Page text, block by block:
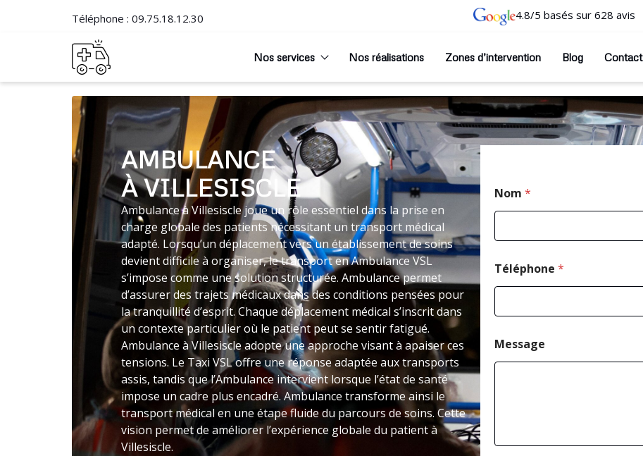
Téléphone : 09.75.18.12.30 4.8/5 basés sur 628 avis
Nos services Nos réalisations Zones d’intervention Blog Contact
AMBULANCE
À VILLESISCLE
Ambulance à Villesiscle joue un rôle essentiel dans la prise en
charge globale des patients nécessitant un transport médical
adapté. Lorsqu’un déplacement vers un établissement de soins
devient difficile à organiser, le transport en Ambulance VSL
s’impose comme une solution structurée. Ambulance permet
d’assurer des trajets médicaux dans des conditions pensées pour
la tranquillité d’esprit. Chaque déplacement médical s’inscrit dans
un contexte particulier où le patient peut se sentir fatigué.
Ambulance à Villesiscle adopte une approche visant à apaiser ces
tensions. Le Taxi VSL offre une réponse adaptée aux transports
assis, tandis que l’Ambulance intervient lorsque l’état de santé
impose un cadre plus encadré. Ambulance transforme ainsi le
transport médical en une étape fluide du parcours de soins. Cette
vision permet de améliorer l’expérience globale du patient à
Villesiscle.
Nom *
Téléphone *
Message